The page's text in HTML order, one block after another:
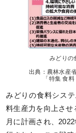
みどりの食料
出典：農林水産
「特集 食
みどりの食料シス
料生産力を向上させ
月に計画され、